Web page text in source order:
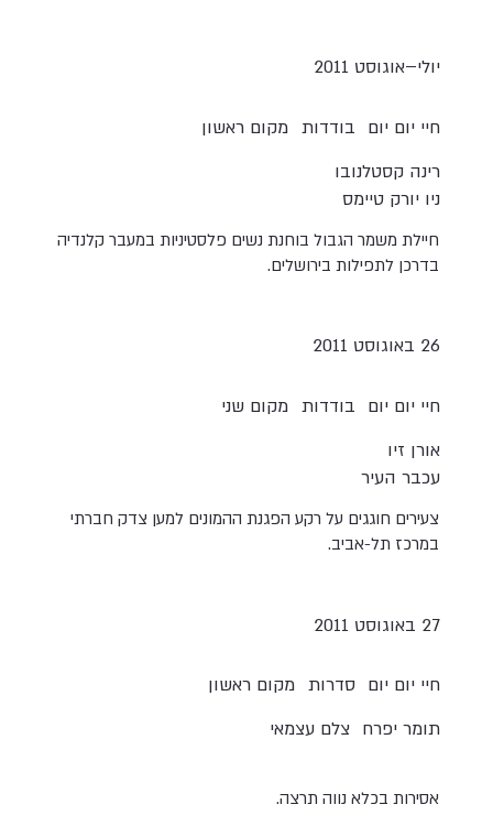
יולי–אוגוסט 2011
מקום ראשון בודדות חיי יום יום
רינה קסטלנובו
ניו יורק טיימס
חיילת משמר הגבול בוחנת נשים פלסטיניות במעבר קלנדיה
בדרכן לתפילות בירושלים.
26 באוגוסט 2011
מקום שני בודדות חיי יום יום
אורן זיו
עכבר העיר
צעירים חוגגים על רקע הפגנת ההמונים למען צדק חברתי
במרכז תל-אביב.
27 באוגוסט 2011
מקום ראשון סדרות חיי יום יום
צלם עצמאי תומר יפרח
אסירות בכלא נווה תרצה.